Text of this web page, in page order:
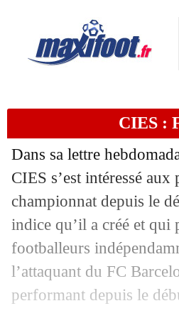
CIES :
Dans sa lettre
CIES s’est intéressé
championnat depuis le
indice qu’il a créé et qui
footballeurs
l’attaquant du FC
performant depuis le
Algérie : le
29/03 PSG: Pochettino,
29/03 Leipzig:
29/03 Géorgie: la
29/03 CdM 2022 : le
29/03 EdF: Pogba
29/03 Espagne: Luis